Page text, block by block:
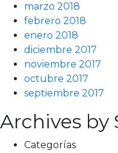
marzo 2018
febrero 2018
enero 2018
diciembre 2017
noviembre 2017
octubre 2017
septiembre 2017
Archives by
Categorías